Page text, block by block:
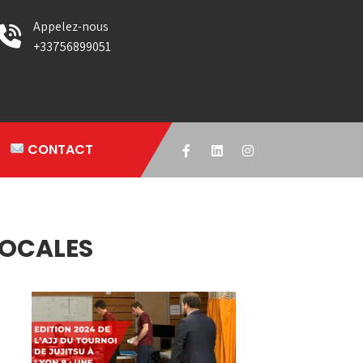
Appelez-nous
+33756899051
CONTACT